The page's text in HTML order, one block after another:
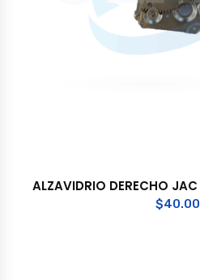
ALZAVIDRIO DERECHO
$